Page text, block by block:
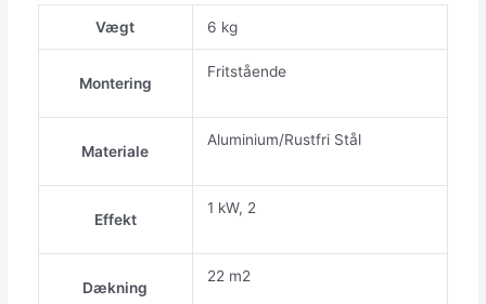
Vægt 6 kg
Montering
Fritstående
Materiale
Aluminium/Rustfri Stål
Effekt
1 kW, 2
Dækning
22 m2